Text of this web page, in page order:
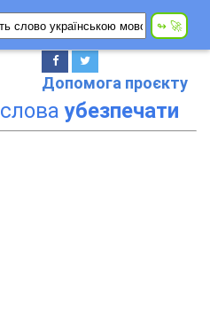
Допомога проєкту
словаубезпечати